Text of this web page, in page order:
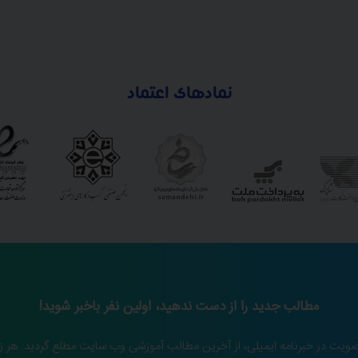
نمادهای اعتماد
مطالب جدید را از دست ندهید، اولین نفر باخبر شوید!
در خبرنامه ایمیلی، از آخرین مطالب آموزشی وب سایت مطلع گردید. هر